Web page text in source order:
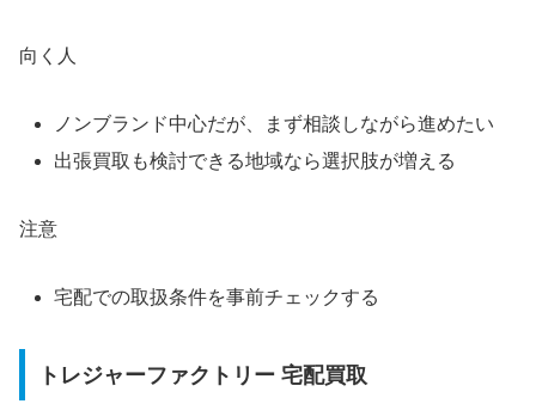
向く人
ノンブランド中心だが、まず相談しながら進めたい
出張買取も検討できる地域なら選択肢が増える
注意
宅配での取扱条件を事前チェックする
トレジャーファクトリー 宅配買取